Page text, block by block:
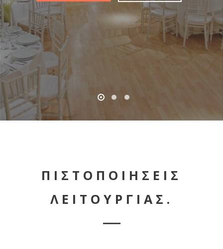
ΠΙΣΤΟΠΟΙΗΣΕΙΣ
ΛΕΙΤΟΥΡΓΙΑΣ.